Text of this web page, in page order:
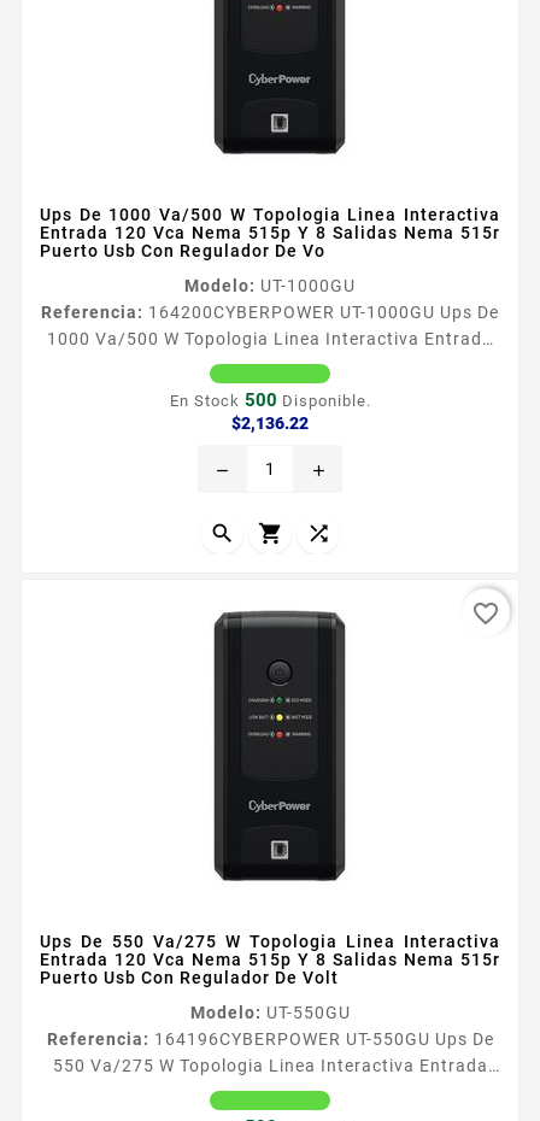
Ups De 1000 Va/500 W Topologia Linea Interactiva
Entrada 120 Vca Nema 515p Y 8 Salidas Nema 515r
Puerto Usb Con Regulador De Vo
Modelo: UT-1000GU
Referencia: 164200CYBERPOWER UT-1000GU Ups De
1000 Va/500 W Topologia Linea Interactiva Entrada
Usb Con Regulador De Vo Aplicaciones CyberPower
UT1000GU garantiza la proteccioacuten de
NAS y dispositivos de almacenamiento El producto
con funcioacuten de...
En Stock 500 Disponible.
$2,136.22Precio
remove add
  
Ups De 550 Va/275 W Topologia Linea Interactiva
Entrada 120 Vca Nema 515p Y 8 Salidas Nema 515r
Puerto Usb Con Regulador De Volt
Modelo: UT-550GU
Referencia: 164196CYBERPOWER UT-550GU Ups De
550 Va/275 W Topologia Linea Interactiva Entrada
120 Vca Nema 515p Y 8 Salidas Nema 515r Puerto
favorite_border